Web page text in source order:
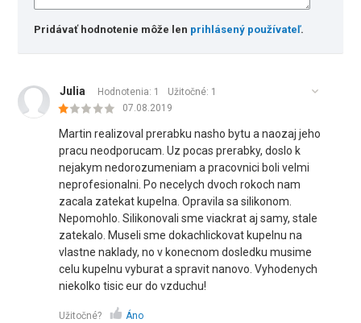
Pridávať hodnotenie môže len prihlásený používateľ.
Julia Hodnotenia: 1 Užitočné: 1
07.08.2019
Martin realizoval prerabku nasho bytu a naozaj jeho
pracu neodporucam. Uz pocas prerabky, doslo k
nejakym nedorozumeniam a pracovnici boli velmi
neprofesionalni. Po necelych dvoch rokoch nam
zacala zatekat kupelna. Opravila sa silikonom.
Nepomohlo. Silikonovali sme viackrat aj samy, stale
zatekalo. Museli sme dokachlickovat kupelnu na
vlastne naklady, no v konecnom dosledku musime
celu kupelnu vyburat a spravit nanovo. Vyhodenych
niekolko tisic eur do vzduchu!
Užitočné? Áno